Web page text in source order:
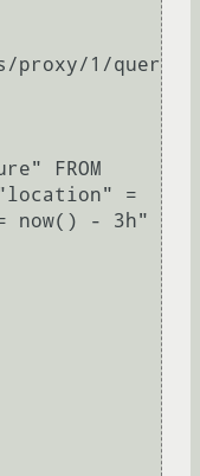
proxy/1/quer
FROM
=
now() - 3h"